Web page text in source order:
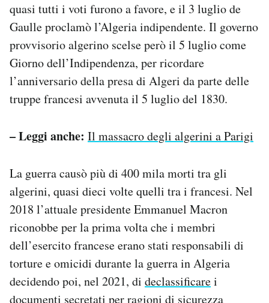
quasi tutti i voti furono a favore, e il 3 luglio de
Gaulle proclamò l’Algeria indipendente. Il governo
provvisorio algerino scelse però il 5 luglio come
Giorno dell’Indipendenza, per ricordare
l’anniversario della presa di Algeri da parte delle
truppe francesi avvenuta il 5 luglio del 1830.
– Leggi anche: Il massacro degli algerini a Parigi
La guerra causò più di 400 mila morti tra gli
algerini, quasi dieci volte quelli tra i francesi. Nel
2018 l’attuale presidente Emmanuel Macron
riconobbe per la prima volta che i membri
dell’esercito francese erano stati responsabili di
torture e omicidi durante la guerra in Algeria
decidendo poi, nel 2021, di declassificarei
documenti secretati per ragioni di sicurezza